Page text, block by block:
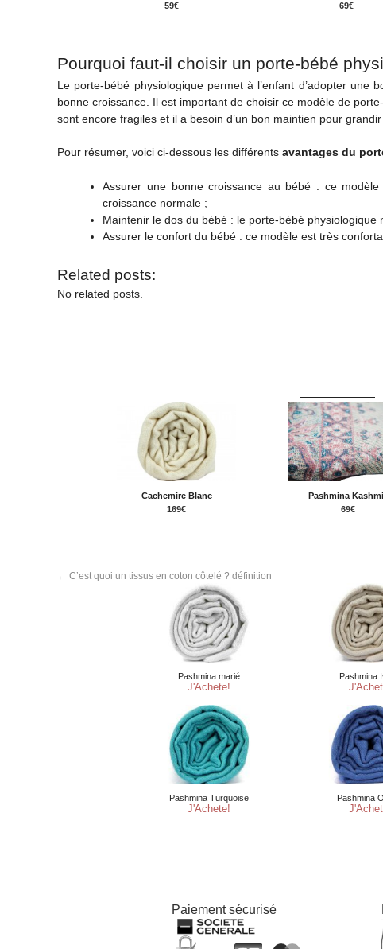
59€
69€
Pourquoi faut-il choisir un porte-bébé
Le porte-bébé physiologique permet à l’enfant d’adopter une
bonne croissance. Il est important de choisir ce modèle de
sont encore fragiles et il a besoin d’un bon maintien pour
Pour résumer, voici ci-dessous les différents avantages du
Assurer une bonne croissance au bébé : ce
croissance normale ;
Maintenir le dos du bébé : le porte-bébé
Assurer le confort du bébé : ce modèle est très
Related posts:
No related posts.
Cachemire Blanc
169€
Pashmina
69€
← C’est quoi un tissus en coton côtelé ? définition
Paiement sécurisé